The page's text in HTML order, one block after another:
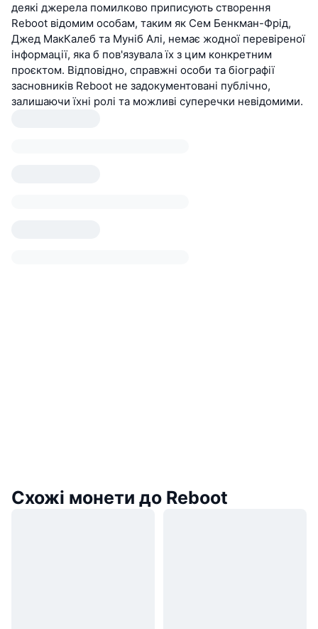
деякі джерела помилково приписують створення
Reboot відомим особам, таким як Сем Бенкман-Фрід,
Джед МакКалеб та Муніб Алі, немає жодної перевіреної
інформації, яка б пов'язувала їх з цим конкретним
проєктом. Відповідно, справжні особи та біографії
засновників Reboot не задокументовані публічно,
залишаючи їхні ролі та можливі суперечки невідомими.
Схожі монети до Reboot